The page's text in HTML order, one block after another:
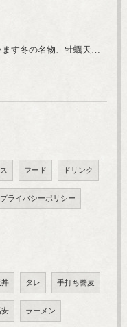
フード ドリンク
プライバシーポリシー
丼 タレ 手打ち蕎麦
安 ラーメン